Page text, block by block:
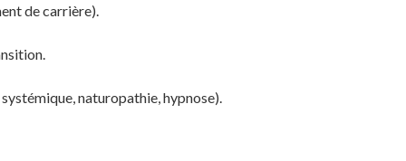
de carrière).
naturopathie, hypnose).